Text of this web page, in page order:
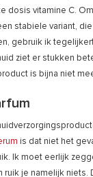
dosis vitamine C.
stabiele variant,
gebruik ik
ziet er stukken
is bijna niet
is dat niet het
Ik moet eerlijk
ruik je namelijk